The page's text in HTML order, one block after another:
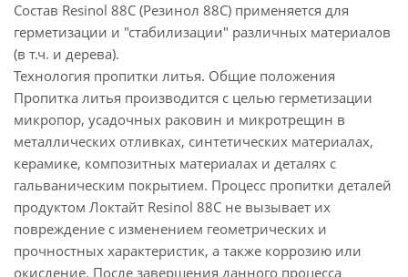
Состав Resinol 88C (Резинол 88С) применяется для
герметизации и "стабилизации" различных материалов
(в т.ч. и дерева).
Технология пропитки литья. Общие положения
Пропитка литья производится с целью герметизации
микропор, усадочных раковин и микротрещин в
металлических отливках, синтетических материалах,
керамике, композитных материалах и деталях с
гальваническим покрытием. Процесс пропитки деталей
продуктом Локтайт Resinol 88C не вызывает их
повреждение с изменением геометрических и
прочностных характеристик, а также коррозию или
окисление. После завершения данного процесса